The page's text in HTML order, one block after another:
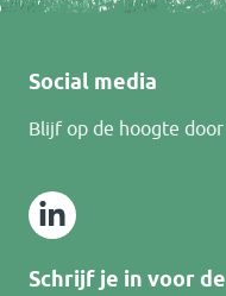
Social media
Blijf op de hoogte
Schrijf je in voor